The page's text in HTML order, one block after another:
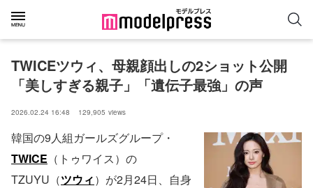
TWICEツウィ、母親顔出しの2ショット公開
「美しすぎる親子」「遺伝子最強」の声
2026.02.24 16:48 129,905 views
韓国の9人組ガールズグループ・
TWICE （トゥワイス）の
TZUYU（ツウィ）が2月24日、自身